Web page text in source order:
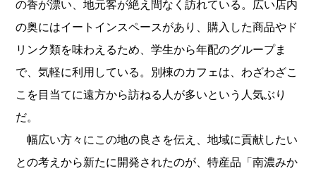
の香が漂い、地元客が絶え間なく訪れている。広い店内
の奥にはイートインスペースがあり、購入した商品やド
リンク類を味わえるため、学生から年配のグループま
で、気軽に利用している。別棟のカフェは、わざわざこ
こを目当てに遠方から訪ねる人が多いという人気ぶり
だ。
幅広い方々にこの地の良さを伝え、地域に貢献したい
との考えから新たに開発されたのが、特産品「南濃みか